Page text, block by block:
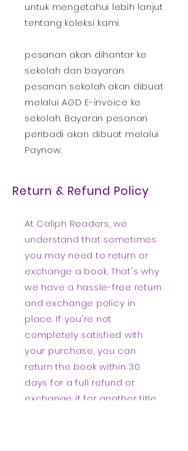
untuk mengetahui lebih lanjut
tentang koleksi kami.
pesanan akan dihantar ke
sekolah dan bayaran
pesanan sekolah akan dibuat
melalui AGD E-invoice ke
sekolah. Bayaran pesanan
peribadi akan dibuat melalui
Paynow.
Return & Refund Policy
At Caliph Readers, we
understand that sometimes
you may need to return or
exchange a book. That's why
we have a hassle-free return
and exchange policy in
place. If you're not
completely satisfied with
your purchase, you can
return the book within 30
days for a full refund or
exchange it for another title.